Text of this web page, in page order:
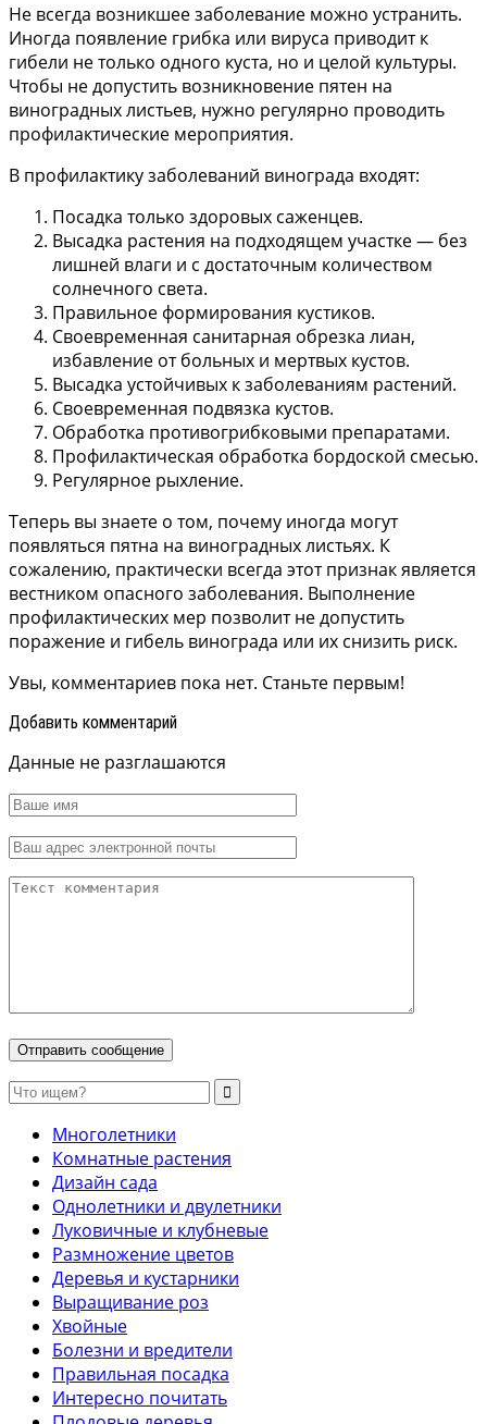
Не всегда возникшее заболевание можно устранить.
Иногда появление грибка или вируса приводит к
гибели не только одного куста, но и целой культуры.
Чтобы не допустить возникновение пятен на
виноградных листьев, нужно регулярно проводить
профилактические мероприятия.
В профилактику заболеваний винограда входят:
Посадка только здоровых саженцев.
Высадка растения на подходящем участке — без
лишней влаги и с достаточным количеством
солнечного света.
Правильное формирования кустиков.
Своевременная санитарная обрезка лиан,
избавление от больных и мертвых кустов.
Высадка устойчивых к заболеваниям растений.
Своевременная подвязка кустов.
Обработка противогрибковыми препаратами.
Профилактическая обработка бордоской смесью.
Регулярное рыхление.
Теперь вы знаете о том, почему иногда могут
появляться пятна на виноградных листьях. К
сожалению, практически всегда этот признак является
вестником опасного заболевания. Выполнение
профилактических мер позволит не допустить
поражение и гибель винограда или их снизить риск.
Увы, комментариев пока нет. Станьте первым!
Добавить комментарий
Данные не разглашаются
Многолетники
Комнатные растения
Дизайн сада
Однолетники и двулетники
Луковичные и клубневые
Размножение цветов
Деревья и кустарники
Выращивание роз
Хвойные
Болезни и вредители
Правильная посадка
Интересно почитать